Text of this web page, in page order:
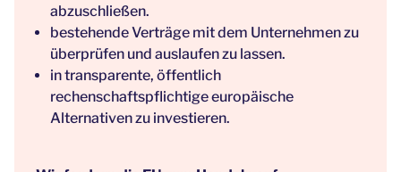
abzuschließen.
bestehende Verträge mit dem Unternehmen zu
überprüfen und auslaufen zu lassen.
in transparente, öffentlich
rechenschaftspflichtige europäische
Alternativen zu investieren.